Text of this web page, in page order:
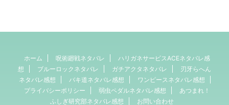
ホーム 呪術廻戦ネタバレ
ハリガネサービスACEネタバレ感
想
ブルーロックネタバレ ガチアクタネタバレ
刃牙らへん
ネタバレ感想
バキ道ネタバレ感想
ワンピースネタバレ感想
プライバシーポリシー
弱虫ペダルネタバレ感想
あつまれ！
ふしぎ研究部ネタバレ感想
お問い合わせ